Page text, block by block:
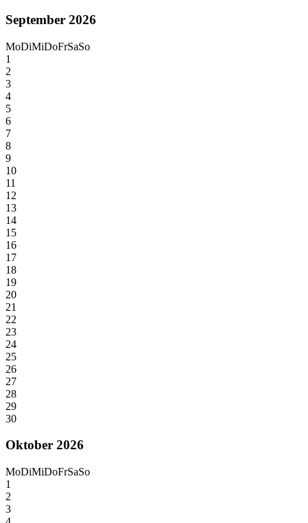
September 2026
MoDiMiDoFrSaSo
1
2
3
4
5
6
7
8
9
10
11
12
13
14
15
16
17
18
19
20
21
22
23
24
25
26
27
28
29
30
Oktober 2026
MoDiMiDoFrSaSo
1
2
3